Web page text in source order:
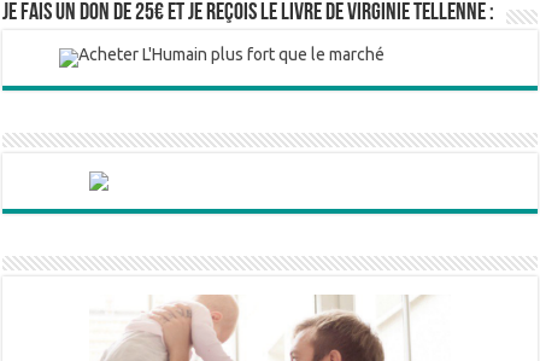
Je fais un don de 25€ et je reçois le livre de Virginie Tellenne :